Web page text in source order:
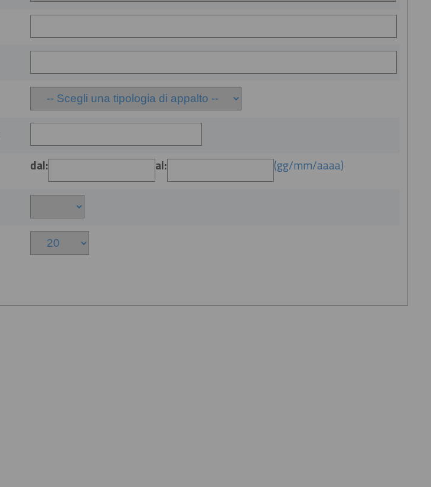
dal: al: (gg/mm/aaaa)